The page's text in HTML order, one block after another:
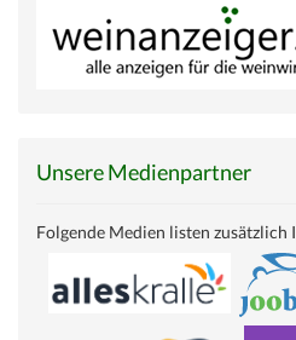
Unsere Medienpartner
Folgende Medien listen zusätzlich